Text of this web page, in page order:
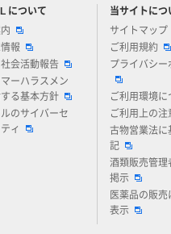
について
報
会活動報告
ーハラスメン
する基本方針
のサイバーセ
ィ
当サイトにつ
サイトマップ
ご利用規約
プライバシー
ご利用環境に
ご利用上の注
古物営業法に
記
酒類販売管理
掲示
医薬品の販売
表示
ルについてお気軽にご質問ください